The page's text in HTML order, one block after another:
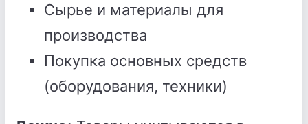
Сырье и материалы для
производства
Покупка основных средств
(оборудования, техники)